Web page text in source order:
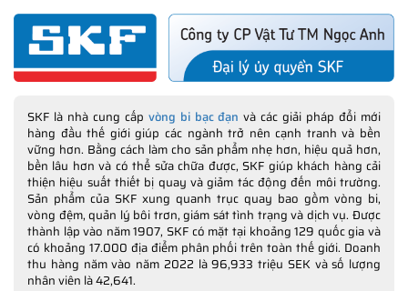
SKF là nhà cung cấp vòng bi bạc đạn và các giải pháp đổi mới
hàng đầu thế giới giúp các ngành trở nên cạnh tranh và bền
vững hơn. Bằng cách làm cho sản phẩm nhẹ hơn, hiệu quả hơn,
bền lâu hơn và có thể sửa chữa được, SKF giúp khách hàng cải
thiện hiệu suất thiết bị quay và giảm tác động đến môi trường.
Sản phẩm của SKF xung quanh trục quay bao gồm vòng bi,
vòng đệm, quản lý bôi trơn, giám sát tình trạng và dịch vụ. Được
thành lập vào năm 1907, SKF có mặt tại khoảng 129 quốc gia và
có khoảng 17.000 địa điểm phân phối trên toàn thế giới. Doanh
thu hàng năm vào năm 2022 là 96,933 triệu SEK và số lượng
nhân viên là 42,641.